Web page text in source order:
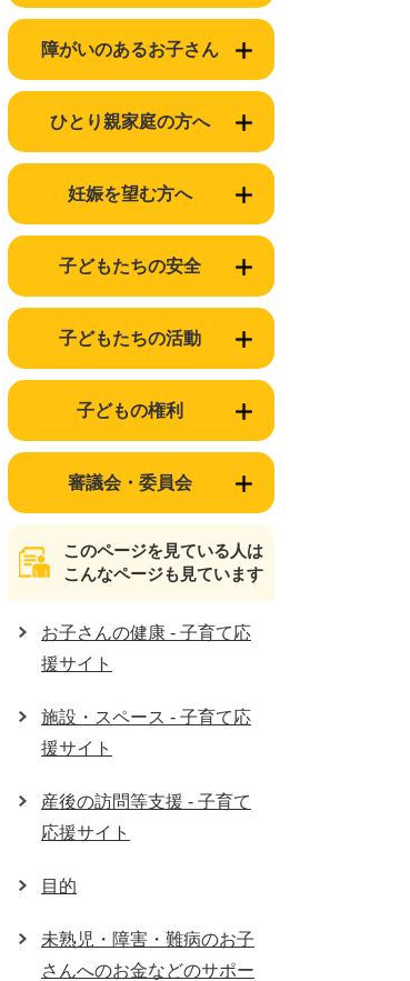
障がいのあるお子さん
ひとり親家庭の方へ
妊娠を望む方へ
子どもたちの安全
子どもたちの活動
子どもの権利
審議会・委員会
このページを見ている人は
こんなページも見ています
お子さんの健康 - 子育て応
援サイト
施設・スペース - 子育て応
援サイト
産後の訪問等支援 - 子育て
応援サイト
目的
未熟児・障害・難病のお子
さんへのお金などのサポー